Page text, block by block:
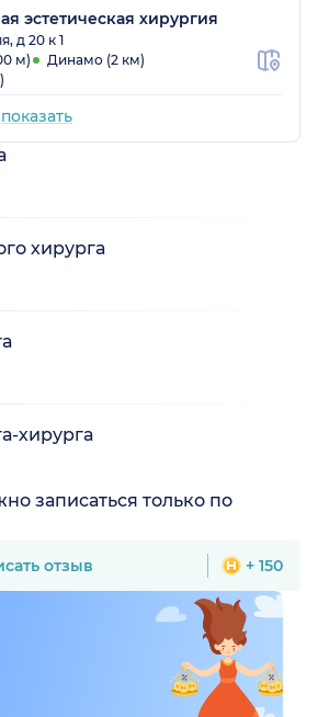
эстетическая хирургия
д 20 к 1
м)
Динамо (2 км)
показать
хирурга
хирурга
записаться только по
отзыв + 150